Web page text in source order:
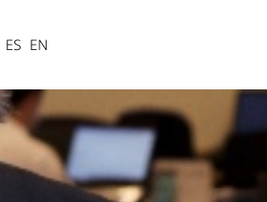
ES EN